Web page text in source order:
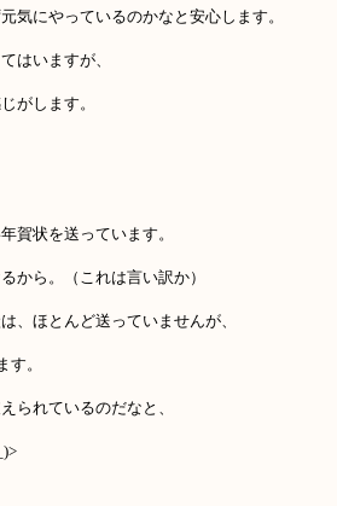
気にやっているのかなと安心します。
はいますが、
がします。
賀状を送っています。
から。（これは言い訳か）
、ほとんど送っていませんが、
す。
られているのだなと、